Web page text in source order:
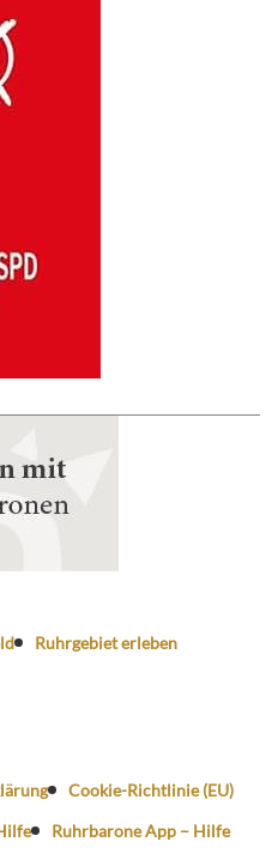
Ruhrgebiet erleben
Cookie-Richtlinie (EU)
Ruhrbarone App – Hilfe